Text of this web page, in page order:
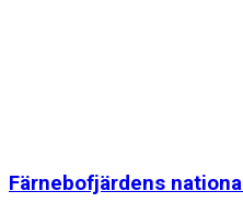
Färnebofjärdens